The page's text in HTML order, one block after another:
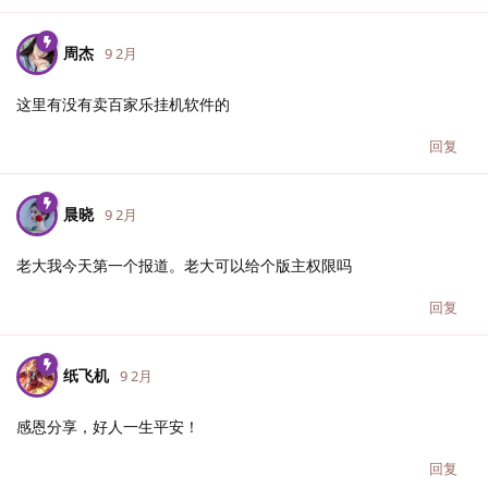
周杰 9 2月
这里有没有卖百家乐挂机软件的
回复
晨晓 9 2月
老大我今天第一个报道。老大可以给个版主权限吗
回复
纸飞机 9 2月
感恩分享，好人一生平安！
回复